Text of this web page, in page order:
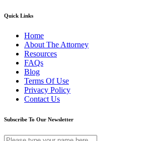
Quick Links
Home
About The Attorney
Resources
FAQs
Blog
Terms Of Use
Privacy Policy
Contact Us
Subscribe To Our Newsletter